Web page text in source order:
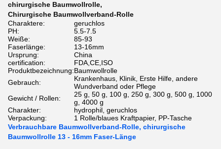
chirurgische Baumwollrolle,
Chirurgische Baumwollverband-Rolle
Charaktere:
geruchlos
PH:
5.5-7.5
Weiße:
85-93
Faserlänge:
13-16mm
Ursprung:
China
certification:
FDA,CE,ISO
Produktbezeichnung:Baumwollrolle
Gebrauch:
Krankenhaus, Klinik, Erste Hilfe, andere
Wundverband oder Pflege
Gewicht / Rollen:
25 g, 50 g, 100 g, 250 g, 300 g, 500 g, 1000
g, 4000 g
Charakter:
hydrophil, geruchlos
Verpackung:
1 Rolle/blaues Kraftpapier, PP-Tasche
Verbrauchbare Baumwollverband-Rolle, chirurgische
Baumwollrolle 13 - 16mm Faser-Länge